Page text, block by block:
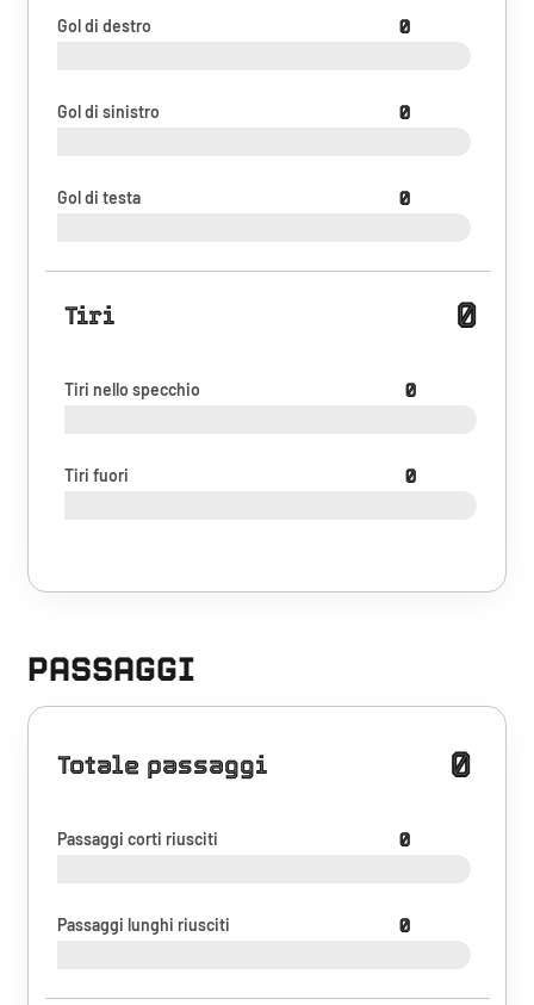
Gol di destro 0
Gol di sinistro 0
Gol di testa 0
Tiri 0
Tiri nello specchio 0
Tiri fuori 0
PASSAGGI
Totale passaggi 0
Passaggi corti riusciti 0
Passaggi lunghi riusciti 0